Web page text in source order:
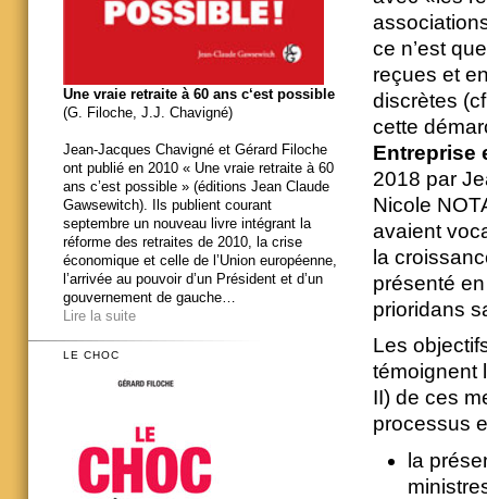
ce n’est
reçues et
discrètes
cette
Entreprise
2018 par
Nicole
avaient
la
présenté
prioridans
Les
témoignent
II) de ces
processus
la
Une vraie retraite à 60 ans c‘est possible
(G. Filoche, J.J. Chavigné)
Jean-Jacques Chavigné et Gérard Filoche
ont publié en 2010 « Une vraie retraite à 60
ans c’est possible » (éditions Jean Claude
Gawsewitch). Ils publient courant
septembre un nouveau livre intégrant la
réforme des retraites de 2010, la crise
économique et celle de l’Union européenne,
l’arrivée au pouvoir d’un Président et d’un
gouvernement de gauche…
Lire la suite
LE CHOC